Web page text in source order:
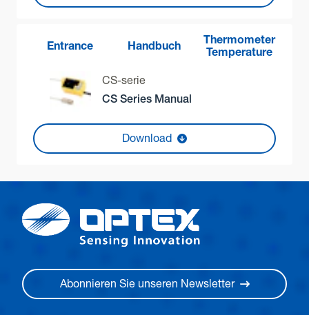
CS-serie
CS Series Manual
Entrance Handbuch
Thermometer
Temperature
Download
Abonnieren Sie unseren Newsletter